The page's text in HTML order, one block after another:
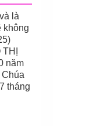
là
không
năm
tháng